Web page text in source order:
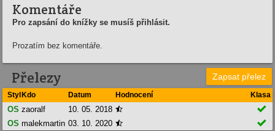
Komentáře
Pro zapsání do knížky se musíš přihlásit.
Prozatím bez komentáře.
Přelezy Zapsat přelez
StylKdo Datum Hodnocení Klasa
OS zaoralf 10. 05. 2018 

OS malekmartin 03. 10. 2020  